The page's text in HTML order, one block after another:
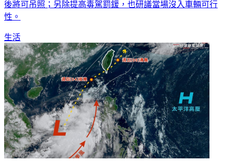
後將可吊照；另除提高毒駕罰鍰，也研議當場沒入車輛可行
性。
生活